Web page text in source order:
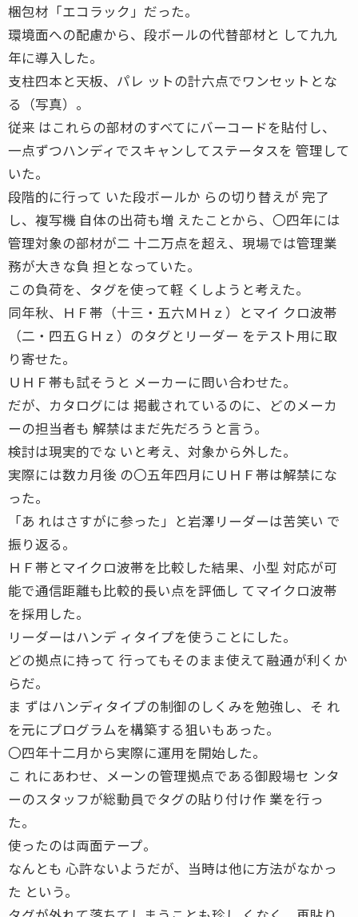
梱包材「エコラック」だった。
環境面への配慮から、段ボールの代替部材と して九九
年に導入した。
支柱四本と天板、パレ ットの計六点でワンセットとな
る（写真）。
従来 はこれらの部材のすべてにバーコードを貼付し、
一点ずつハンディでスキャンしてステータスを 管理して
いた。
段階的に行って いた段ボールか らの切り替えが 完了
し、複写機 自体の出荷も増 えたことから、〇四年には
管理対象の部材が二 十二万点を超え、現場では管理業
務が大きな負 担となっていた。
この負荷を、タグを使って軽 くしようと考えた。
同年秋、ＨＦ帯（十三・五六ＭＨｚ）とマイ クロ波帯
（二・四五ＧＨｚ）のタグとリーダー をテスト用に取
り寄せた。
ＵＨＦ帯も試そうと メーカーに問い合わせた。
だが、カタログには 掲載されているのに、どのメーカ
ーの担当者も 解禁はまだ先だろうと言う。
検討は現実的でな いと考え、対象から外した。
実際には数カ月後 の〇五年四月にＵＨＦ帯は解禁にな
った。
「あ れはさすがに参った」と岩澤リーダーは苦笑い で
振り返る。
ＨＦ帯とマイクロ波帯を比較した結果、小型 対応が可
能で通信距離も比較的長い点を評価し てマイクロ波帯
を採用した。
リーダーはハンデ ィタイプを使うことにした。
どの拠点に持って 行ってもそのまま使えて融通が利くか
らだ。
ま ずはハンディタイプの制御のしくみを勉強し、そ れ
を元にプログラムを構築する狙いもあった。
〇四年十二月から実際に運用を開始した。
こ れにあわせ、メーンの管理拠点である御殿場セ ンタ
ーのスタッフが総動員でタグの貼り付け作 業を行っ
た。
使ったのは両面テープ。
なんとも 心許ないようだが、当時は他に方法がなかっ
た という。